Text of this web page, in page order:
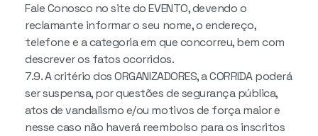
Fale Conosco no site do EVENTO, devendo o
reclamante informar o seu nome, o endereço,
telefone e a categoria em que concorreu, bem com
descrever os fatos ocorridos.
7.9. A critério dos ORGANIZADORES, a CORRIDA poderá
ser suspensa, por questões de segurança pública,
atos de vandalismo e/ou motivos de força maior e
nesse caso não haverá reembolso para os inscritos